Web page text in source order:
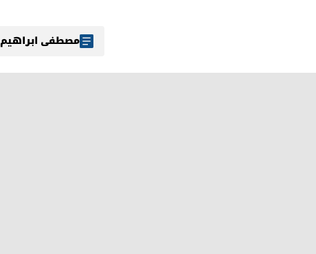
مصطفی ابراهیم